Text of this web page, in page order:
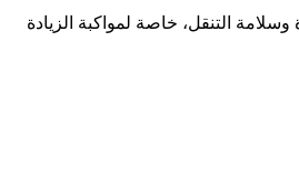
التنقل، خاصة لمواكبة الزيادة